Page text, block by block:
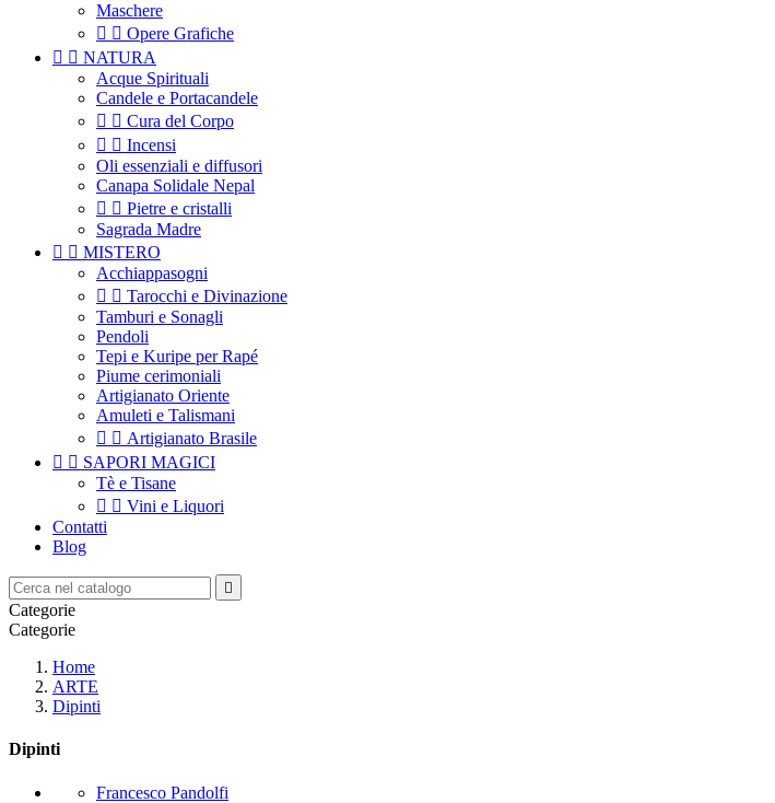
Maschere
  Opere Grafiche
  NATURA
Acque Spirituali
Candele e Portacandele
  Cura del Corpo
  Incensi
Oli essenziali e diffusori
Canapa Solidale Nepal
  Pietre e cristalli
Sagrada Madre
  MISTERO
Acchiappasogni
  Tarocchi e Divinazione
Tamburi e Sonagli
Pendoli
Tepi e Kuripe per Rapé
Piume cerimoniali
Artigianato Oriente
Amuleti e Talismani
  Artigianato Brasile
  SAPORI MAGICI
Tè e Tisane
  Vini e Liquori
Contatti
Blog

Categorie
Categorie
Home
ARTE
Dipinti
Dipinti
Francesco Pandolfi